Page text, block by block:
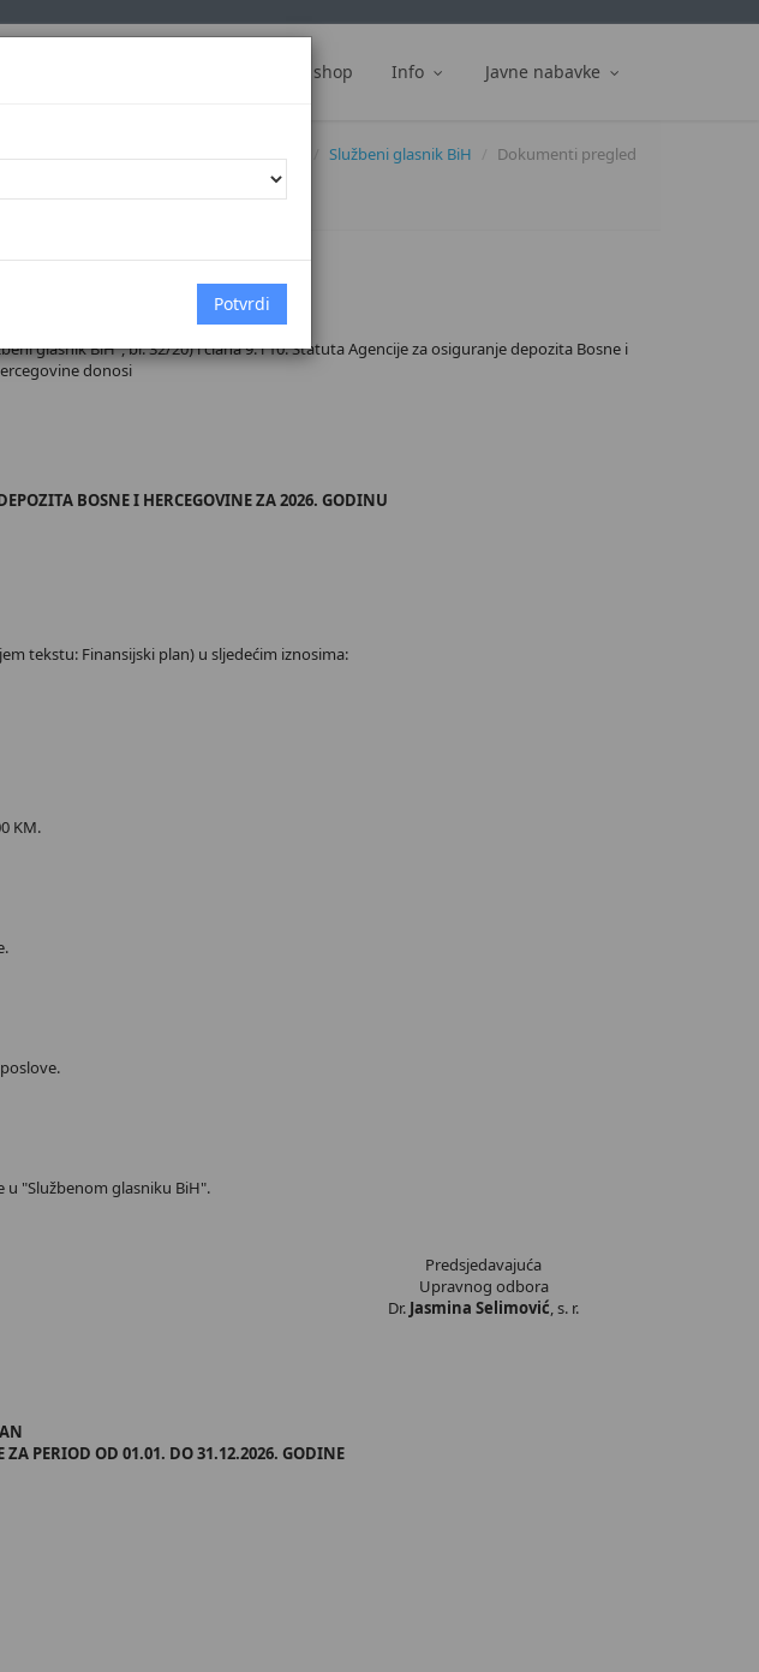
Web shop Info Javne nabavke
Početna Dokumenti Službeni glasnik BiH Dokumenti pregled
glasnik BiH", br. 32/20) i člana 9. i 10. Statuta Agencije za osiguranje depozita Bosne i
donosi
BOSNE I HERCEGOVINE ZA 2026. GODINU
tekstu: Finansijski plan) u sljedećim iznosima:
KM.
u "Službenom glasniku BiH".
Predsjedavajuća
Upravnog odbora
Dr. Jasmina Selimović, s. r.
ZA PERIOD OD 01.01. DO 31.12.2026. GODINE